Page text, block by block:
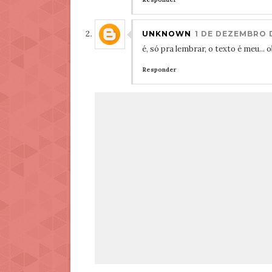
UNKNOWN 1 DE
é, só pra lembrar, o texto é meu...
Responder